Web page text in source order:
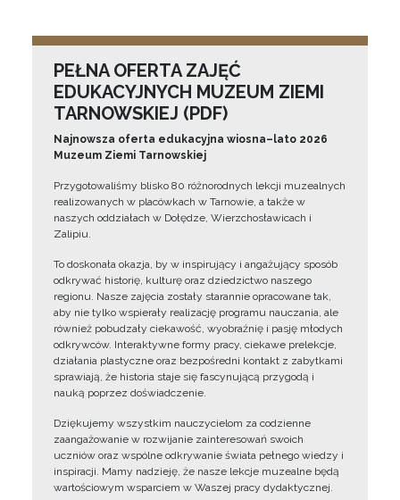
PEŁNA OFERTA ZAJĘĆ
EDUKACYJNYCH MUZEUM ZIEMI
TARNOWSKIEJ (PDF)
Najnowsza oferta edukacyjna wiosna–lato 2026
Muzeum Ziemi Tarnowskiej
Przygotowaliśmy blisko 80 różnorodnych lekcji muzealnych
realizowanych w placówkach w Tarnowie, a także w
naszych oddziałach w Dołędze, Wierzchosławicach i
Zalipiu.
To doskonała okazja, by w inspirujący i angażujący sposób
odkrywać historię, kulturę oraz dziedzictwo naszego
regionu. Nasze zajęcia zostały starannie opracowane tak,
aby nie tylko wspierały realizację programu nauczania, ale
również pobudzały ciekawość, wyobraźnię i pasję młodych
odkrywców. Interaktywne formy pracy, ciekawe prelekcje,
działania plastyczne oraz bezpośredni kontakt z zabytkami
sprawiają, że historia staje się fascynującą przygodą i
nauką poprzez doświadczenie.
Dziękujemy wszystkim nauczycielom za codzienne
zaangażowanie w rozwijanie zainteresowań swoich
uczniów oraz wspólne odkrywanie świata pełnego wiedzy i
inspiracji. Mamy nadzieję, że nasze lekcje muzealne będą
wartościowym wsparciem w Waszej pracy dydaktycznej.